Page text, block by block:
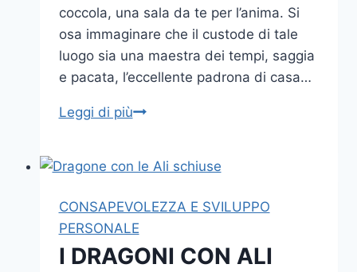
coccola, una sala da te per l’anima. Si
osa immaginare che il custode di tale
luogo sia una maestra dei tempi, saggia
e pacata, l’eccellente padrona di casa…
Leggi di piùLE
TEMPESTE
CONSAPEVOLEZZA E SVILUPPO
PERSONALE
I DRAGONI CON ALI